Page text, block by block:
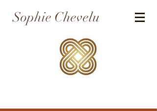
Sophie Chevelu